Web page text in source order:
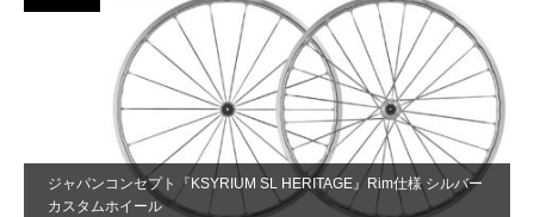
ジャパンコンセプト『KSYRIUM SL HERITAGE』Rim仕様 シルバー
カスタムホイール